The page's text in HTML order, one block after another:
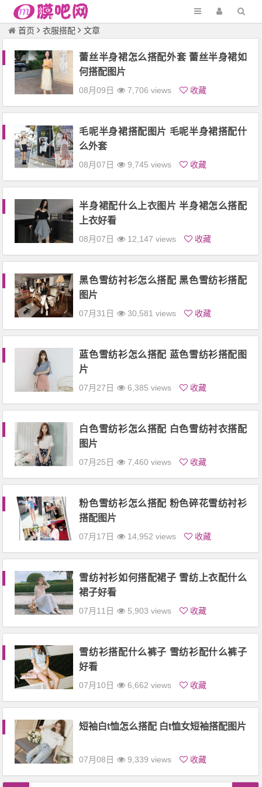
首页 衣服搭配 文章
蕾丝半身裙怎么搭配外套 蕾丝半身裙如
何搭配图片
08月09日 7,706 views 收藏
毛呢半身裙搭配图片 毛呢半身裙搭配什
么外套
08月07日 9,745 views 收藏
半身裙配什么上衣图片 半身裙怎么搭配
上衣好看
08月07日 12,147 views 收藏
黑色雪纺衬衫怎么搭配 黑色雪纺衫搭配
图片
07月31日 30,581 views 收藏
蓝色雪纺衫怎么搭配 蓝色雪纺衫搭配图
片
07月27日 6,385 views 收藏
白色雪纺衫怎么搭配 白色雪纺衬衣搭配
图片
07月25日 7,460 views 收藏
粉色雪纺衫怎么搭配 粉色碎花雪纺衬衫
搭配图片
07月17日 14,952 views 收藏
雪纺衬衫如何搭配裙子 雪纺上衣配什么
裙子好看
07月11日 5,903 views 收藏
雪纺衫搭配什么裤子 雪纺衫配什么裤子
好看
07月10日 6,662 views 收藏
短袖白t恤怎么搭配 白t恤女短袖搭配图片
07月08日 9,339 views 收藏